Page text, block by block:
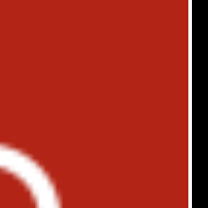
市ヶ谷駅 5分
田区九段北4-3ー31